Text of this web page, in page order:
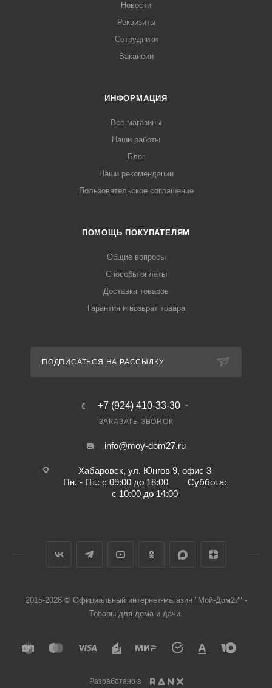
Новости
Реквизиты
Сотрудники
Вакансии
ИНФОРМАЦИЯ
Все магазины
Наши работы
Блог
Наши рекомендации
Пользовательское соглашение
ПОМОЩЬ ПОКУПАТЕЛЯМ
Общие вопросы
Способы оплаты
Доставка товаров
Гарантия и возврат товара
ПОДПИСАТЬСЯ НА РАССЫЛКУ
+7 (924) 410-33-30
ЗАКАЗАТЬ ЗВОНОК
info@moy-dom27.ru
Хабаровск, ул. Юнгов 9, офис 3
Пн. - Пт.: с 09:00 до 18:00 Суббота:
с 10:00 до 14:00
2015-2026 © Официальный интернет-магазин "Мой-Дом27" -
Товары для дома и дачи.
Разработано в